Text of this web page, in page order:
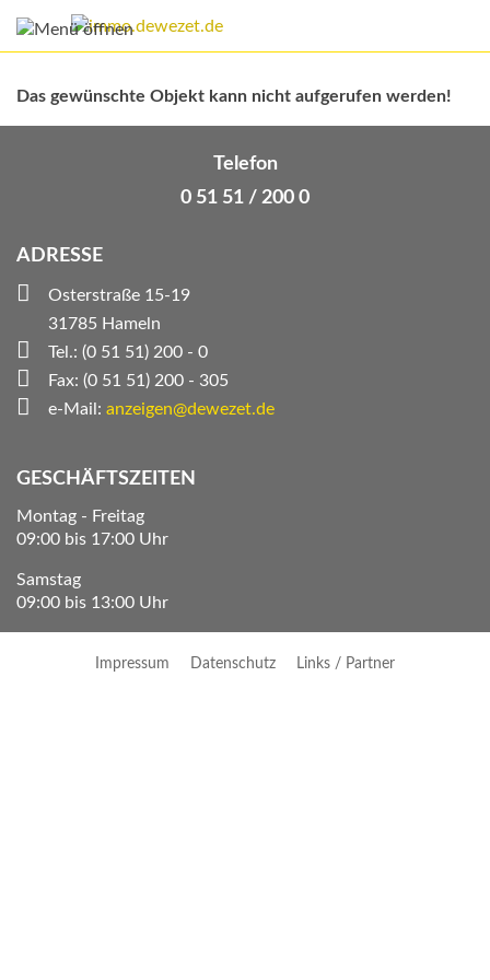
Das gewünschte Objekt kann nicht aufgerufen werden!
Telefon
0 51 51 / 200 0
ADRESSE
Osterstraße 15-19
31785 Hameln
Tel.: (0 51 51) 200 - 0
Fax: (0 51 51) 200 - 305
e-Mail: anzeigen@dewezet.de
GESCHÄFTSZEITEN
Montag - Freitag
09:00 bis 17:00 Uhr
Samstag
09:00 bis 13:00 Uhr
Impressum Datenschutz Links / Partner